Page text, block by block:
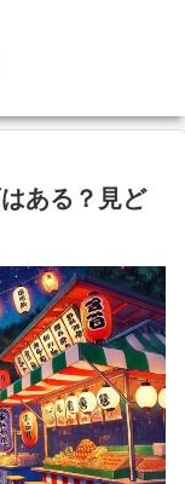
ある？見ど